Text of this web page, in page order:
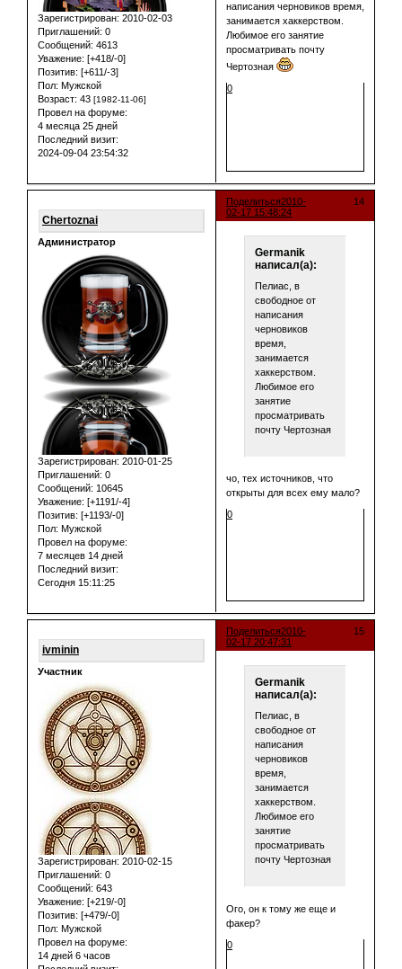
Зарегистрирован: 2010-02-03
Приглашений: 0
Сообщений: 4613
Уважение: [+418/-0]
Позитив: [+611/-3]
Пол: Мужской
Возраст: 43 [1982-11-06]
Провел на форуме:
4 месяца 25 дней
Последний визит:
2024-09-04 23:54:32
написания черновиков время,
занимается хаккерством.
Любимое его занятие
просматривать почту
Чертозная
0
Поделиться 14
2010-
02-17 15:48:24
Chertoznai
Администратор
Зарегистрирован: 2010-01-25
Приглашений: 0
Сообщений: 10645
Уважение: [+1191/-4]
Позитив: [+1193/-0]
Пол: Мужской
Провел на форуме:
7 месяцев 14 дней
Последний визит:
Сегодня 15:11:25
Germanik
написал(а):
Пелиас, в
свободное от
написания
черновиков
время,
занимается
хаккерством.
Любимое его
занятие
просматривать
почту Чертозная
чо, тех источников, что
открыты для всех ему мало?
0
Поделиться 15
2010-
02-17 20:47:31
ivminin
Участник
Зарегистрирован: 2010-02-15
Приглашений: 0
Сообщений: 643
Уважение: [+219/-0]
Позитив: [+479/-0]
Пол: Мужской
Провел на форуме:
14 дней 6 часов
Germanik
написал(а):
Пелиас, в
свободное от
написания
черновиков
время,
занимается
хаккерством.
Любимое его
занятие
просматривать
почту Чертозная
Ого, он к тому же еще и
факер?
0